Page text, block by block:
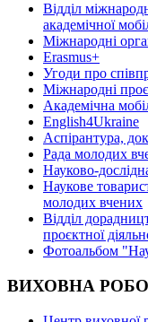
Відділ
академічної
Міжнародні
Erasmus+
Угоди про
Міжнародні
Академічна
English4Ukraine
Аспірантура,
Рада молодих
Науково-
Наукове
молодих вчених
Відділ
проєктної
Фотоальбом
ВИХОВНА